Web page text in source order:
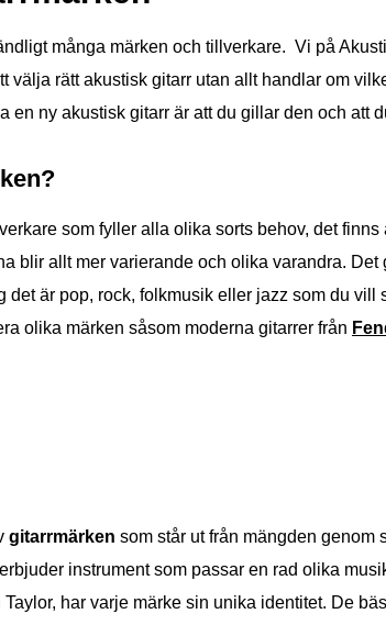
många märken och tillverkare. Vi på
rätt akustisk gitarr utan allt handlar om
en ny akustisk gitarr är att du gillar den och att
som fyller alla olika sorts behov, det
blir allt mer varierande och olika varandra. Det
är pop, rock, folkmusik eller jazz som du
olika märken såsom moderna gitarrer från
gitarrmärken som står ut från mängden
instrument som passar en rad olika
har varje märke sin unika identitet. De